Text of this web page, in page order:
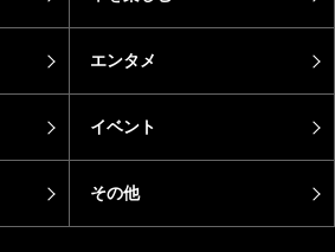
エンタメ
イベント
その他